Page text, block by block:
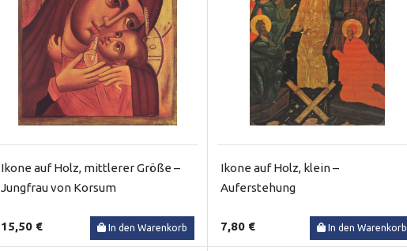
Ikone auf Holz, mittlerer Größe –
Jungfrau von Korsum
15,50 € In den Warenkorb
Ikone auf Holz, klein –
Auferstehung
7,80 € In den Warenkorb